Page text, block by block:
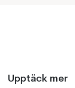
Upptäck mer